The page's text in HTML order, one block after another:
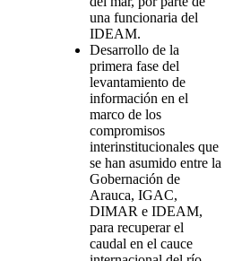
una funcionaria del
IDEAM.
Desarrollo de la
primera fase del
levantamiento de
información en el
marco de los
compromisos
interinstitucionales que
se han asumido entre la
Gobernación de
Arauca, IGAC,
DIMAR e IDEAM,
para recuperar el
caudal en el cauce